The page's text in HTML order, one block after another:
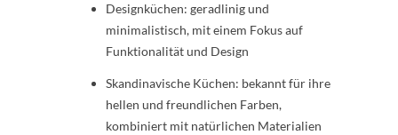
Designküchen: geradlinig und
minimalistisch, mit einem Fokus auf
Funktionalität und Design
Skandinavische Küchen: bekannt für ihre
hellen und freundlichen Farben,
kombiniert mit natürlichen Materialien